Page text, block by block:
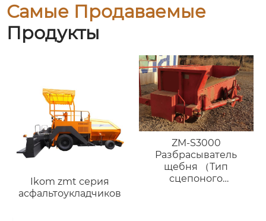
Самые Продаваемые
Продукты
Ikom zmt серия
асфальтоукладчиков
ZM-S3000
Разбрасыватель
щебня （Тип
сцепоного